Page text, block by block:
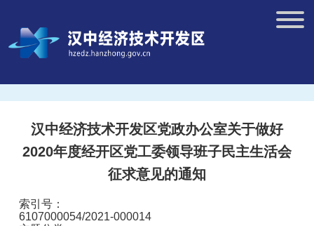
汉中经济技术开发区党政办公室关于做好
2020年度经开区党工委领导班子民主生活会
征求意见的通知
索引号：
6107000054/2021-000014